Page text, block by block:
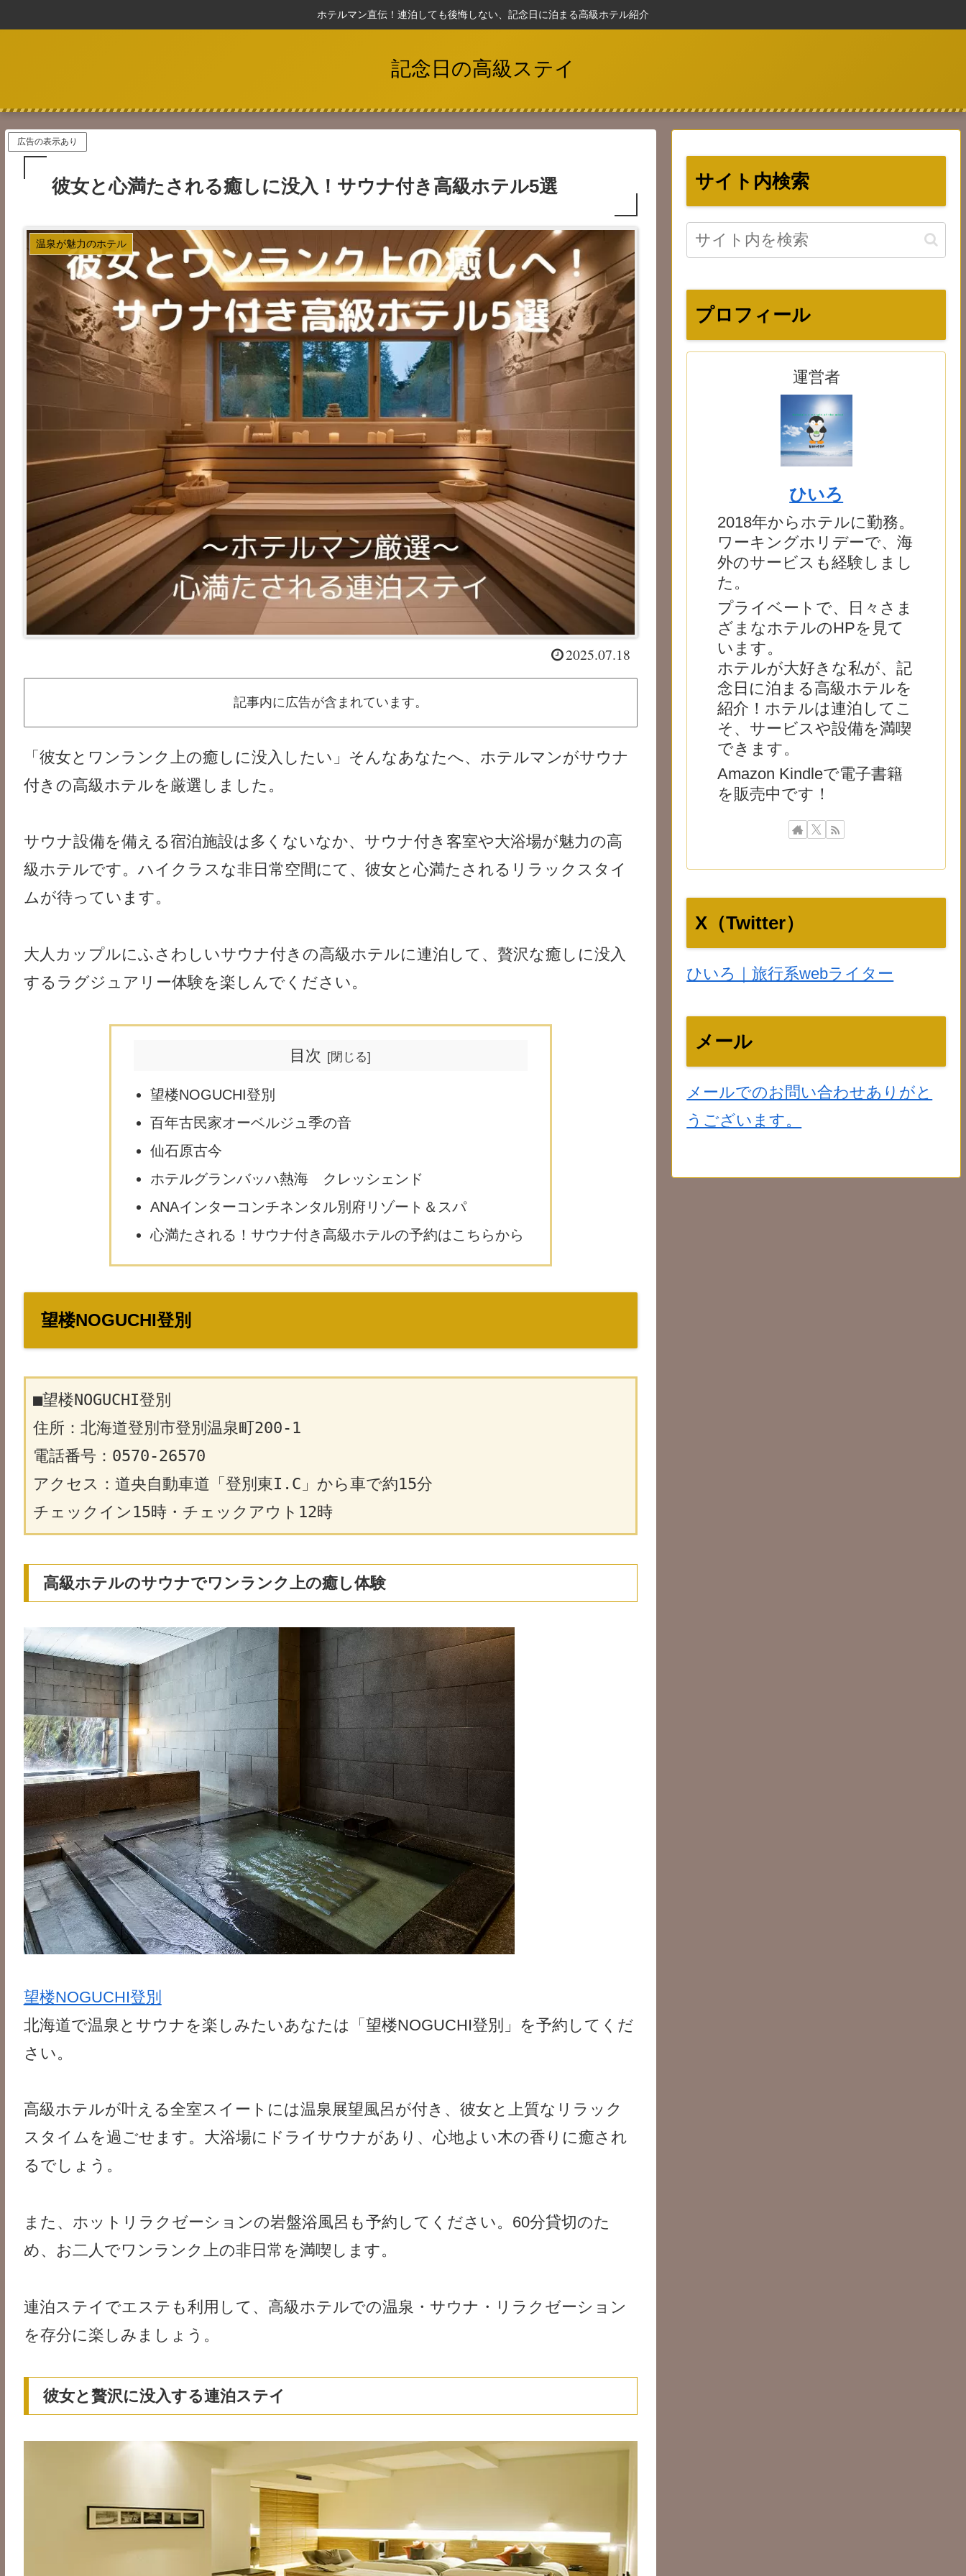
ホテルマン直伝！連泊しても後悔しない、記念日に泊まる高級ホテル紹介
記念日の高級ステイ
広告の表示あり
彼女と心満たされる癒しに没入！サウナ付き高級ホテル5選
温泉が魅力のホテル
2025.07.18
記事内に広告が含まれています。
「彼女とワンランク上の癒しに没入したい」そんなあなたへ、ホテルマンがサウナ
付きの高級ホテルを厳選しました。
サウナ設備を備える宿泊施設は多くないなか、サウナ付き客室や大浴場が魅力の高
級ホテルです。ハイクラスな非日常空間にて、彼女と心満たされるリラックスタイ
ムが待っています。
大人カップルにふさわしいサウナ付きの高級ホテルに連泊して、贅沢な癒しに没入
するラグジュアリー体験を楽しんでください。
目次
望楼NOGUCHI登別
百年古民家オーベルジュ季の音
仙石原古今
ホテルグランバッハ熱海 クレッシェンド
ANAインターコンチネンタル別府リゾート＆スパ
心満たされる！サウナ付き高級ホテルの予約はこちらから
望楼NOGUCHI登別
■望楼NOGUCHI登別
住所：北海道登別市登別温泉町200-1
電話番号：0570-26570
アクセス：道央自動車道「登別東I.C」から車で約15分
チェックイン15時・チェックアウト12時
高級ホテルのサウナでワンランク上の癒し体験
望楼NOGUCHI登別
北海道で温泉とサウナを楽しみたいあなたは「望楼NOGUCHI登別」を予約してくだ
さい。
高級ホテルが叶える全室スイートには温泉展望風呂が付き、彼女と上質なリラック
スタイムを過ごせます。大浴場にドライサウナがあり、心地よい木の香りに癒され
るでしょう。
また、ホットリラクゼーションの岩盤浴風呂も予約してください。60分貸切のた
め、お二人でワンランク上の非日常を満喫します。
連泊ステイでエステも利用して、高級ホテルでの温泉・サウナ・リラクゼーション
を存分に楽しみましょう。
彼女と贅沢に没入する連泊ステイ
サイト内検索
プロフィール
運営者
ひいろ
2018年からホテルに勤務。
ワーキングホリデーで、海
外のサービスも経験しまし
た。
プライベートで、日々さま
ざまなホテルのHPを見て
います。
ホテルが大好きな私が、記
念日に泊まる高級ホテルを
紹介！ホテルは連泊してこ
そ、サービスや設備を満喫
できます。
Amazon Kindleで電子書籍
を販売中です！
X（Twitter）
ひいろ｜旅行系webライター
メール
メールでのお問い合わせありがと
うございます。